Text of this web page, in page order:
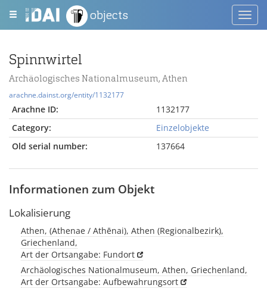
objects
Spinnwirtel
Archäologisches Nationalmuseum, Athen
arachne.dainst.org/entity/1132177
Arachne ID:
1132177
Category:
Einzelobjekte
Old serial number:
137664
Informationen zum Objekt
Lokalisierung
Athen, (Athenae / Athēnai), Athen (Regionalbezirk),
Griechenland,
Art der Ortsangabe: Fundort
Archäologisches Nationalmuseum, Athen, Griechenland,
Art der Ortsangabe: Aufbewahrungsort